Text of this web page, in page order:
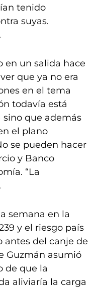
tenido
suyas.
en un salida hace
que ya no era
en el tema
todavía está
que además
el plano
se pueden hacer
y Banco
“La
semana en la
y el riesgo país
antes del canje de
Guzmán asumió
de que la
aliviaría la carga